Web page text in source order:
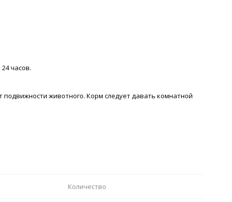
часов.
подвижности животного. Корм следует давать комнатной
Количество